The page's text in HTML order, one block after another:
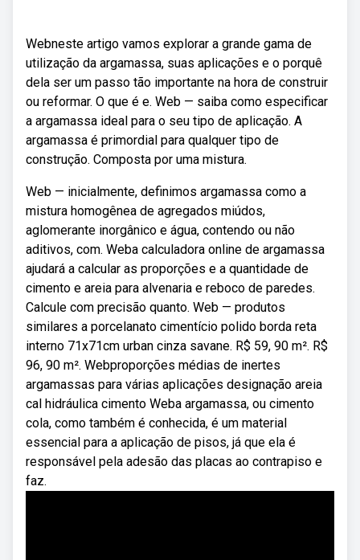
Webneste artigo vamos explorar a grande gama de
utilização da argamassa, suas aplicações e o porquê
dela ser um passo tão importante na hora de construir
ou reformar. O que é e. Web — saiba como especificar
a argamassa ideal para o seu tipo de aplicação. A
argamassa é primordial para qualquer tipo de
construção. Composta por uma mistura.
Web — inicialmente, definimos argamassa como a
mistura homogênea de agregados miúdos,
aglomerante inorgânico e água, contendo ou não
aditivos, com. Weba calculadora online de argamassa
ajudará a calcular as proporções e a quantidade de
cimento e areia para alvenaria e reboco de paredes.
Calcule com precisão quanto. Web — produtos
similares a porcelanato cimentício polido borda reta
interno 71x71cm urban cinza savane. R$ 59, 90 m². R$
96, 90 m². Webproporções médias de inertes
argamassas para várias aplicações designação areia
cal hidráulica cimento Weba argamassa, ou cimento
cola, como também é conhecida, é um material
essencial para a aplicação de pisos, já que ela é
responsável pela adesão das placas ao contrapiso e
faz.